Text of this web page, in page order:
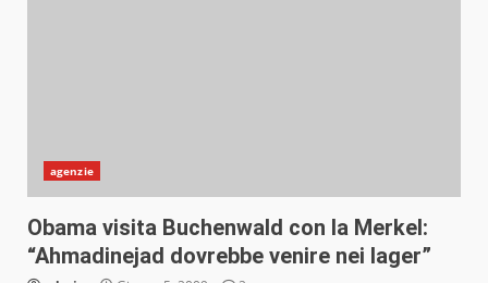
agenzie
Obama visita Buchenwald con la Merkel:
“Ahmadinejad dovrebbe venire nei lager”